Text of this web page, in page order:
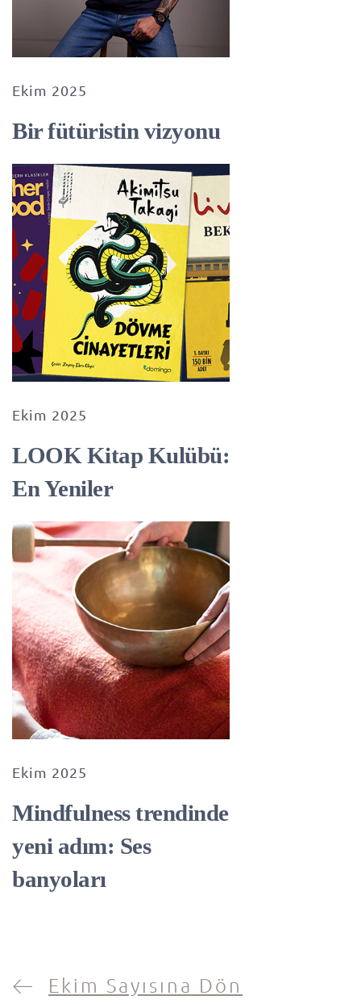
Ekim 2025
Bir fütüristin vizyonu
Ekim 2025
LOOK Kitap Kulübü:
En Yeniler
Ekim 2025
Mindfulness trendinde
yeni adım: Ses
banyoları
Ekim Sayısına Dön